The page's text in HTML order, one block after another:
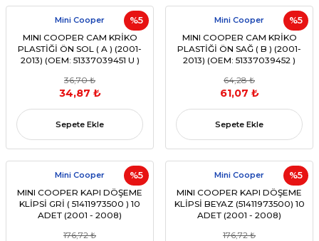
%5
Mini Cooper
MINI COOPER CAM KRİKO
PLASTİĞİ ÖN SOL ( A ) (2001-
2013) (OEM: 51337039451 U )
36,70 ₺
34,87 ₺
Sepete Ekle
%5
Mini Cooper
MINI COOPER CAM KRİKO
PLASTİĞİ ÖN SAĞ ( B ) (2001-
2013) (OEM: 51337039452 )
64,28 ₺
61,07 ₺
Sepete Ekle
%5
Mini Cooper
MINI COOPER KAPI DÖŞEME
KLİPSİ GRİ ( 51411973500 ) 10
ADET (2001 - 2008)
176,72 ₺
%5
Mini Cooper
MINI COOPER KAPI DÖŞEME
KLİPSİ BEYAZ (51411973500) 10
ADET (2001 - 2008)
176,72 ₺